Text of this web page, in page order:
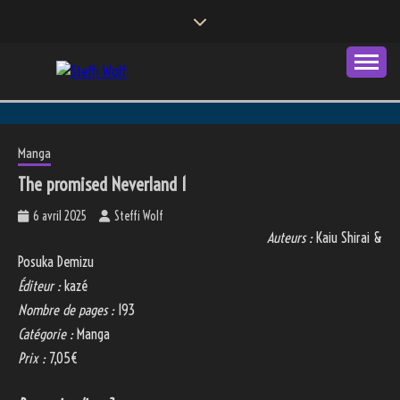
STEFFI WOLF
Manga
The promised Neverland 1
6 avril 2025 Steffi Wolf
Auteurs :Kaiu Shirai &
Posuka Demizu
Éditeur :kazé
Nombre de pages :193
Catégorie :Manga
Prix :7,05€